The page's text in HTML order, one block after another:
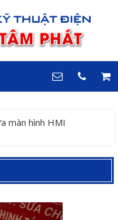
màn hình HMI
Hotline
64 đường 24, KDC Hiệp
Thủ Dầu Một, Tỉnh Bình
Dương